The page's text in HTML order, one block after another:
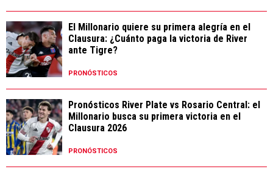
El Millonario quiere su primera alegría en el
Clausura: ¿Cuánto paga la victoria de River
ante Tigre?
PRONÓSTICOS
Pronósticos River Plate vs Rosario Central: el
Millonario busca su primera victoria en el
Clausura 2026
PRONÓSTICOS